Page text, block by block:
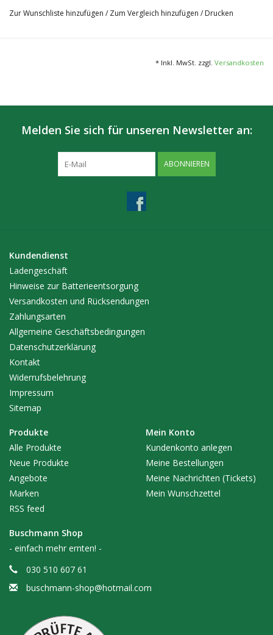
Zur Wunschliste hinzufügen / Zum Vergleich hinzufügen / Drucken
* Inkl. MwSt. zzgl. Versandkosten
Melden Sie sich für unseren Newsletter an:
ABONNIEREN
Kundendienst
Ladengeschäft
Hinweise zur Batterieentsorgung
Versandkosten und Rücksendungen
Zahlungsarten
Allgemeine Geschäftsbedingungen
Datenschutzerklärung
Kontakt
Widerrufsbelehrung
Impressum
Sitemap
Produkte
Alle Produkte
Neue Produkte
Angebote
Marken
RSS feed
Mein Konto
Kundenkonto anlegen
Meine Bestellungen
Meine Nachrichten (Tickets)
Mein Wunschzettel
Buschmann Shop
- einfach mehr ernten! -
030 510 607 61
buschmann-shop@hotmail.com